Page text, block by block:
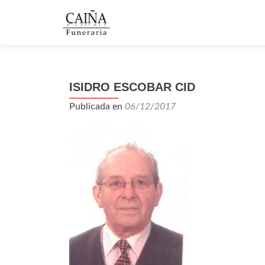
ISIDRO ESCOBAR CID
Publicada en 06/12/2017